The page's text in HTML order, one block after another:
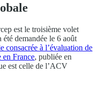
est le troisième volet
été demandée le 6 août
consacrée à l’évaluation de
en France, publiée en
est celle de l’ACV